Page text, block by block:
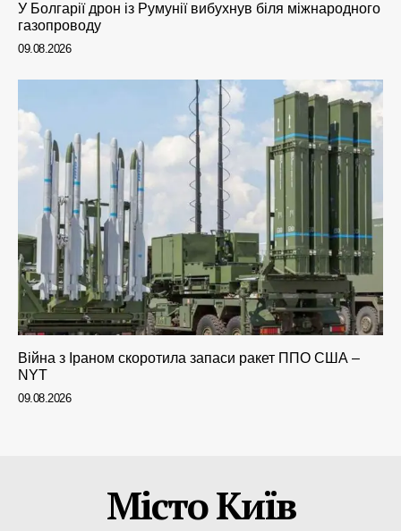
У Болгарії дрон із Румунії вибухнув біля міжнародного
газопроводу
09.08.2026
Війна з Іраном скоротила запаси ракет ППО США –
NYT
09.08.2026
Місто Київ